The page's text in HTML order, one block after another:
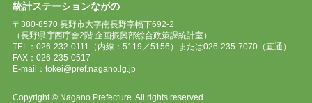
統計ステーションながの
〒380-8570 長野市大字南長野字幅下692-2
（長野県庁西庁舎2階 企画振興部総合政策課統計室）
TEL：026-232-0111（内線：5119／5156）または026-235-7070（直通）
FAX：026-235-0517
E-mail：tokei@pref.nagano.lg.jp
Copyright © Nagano Prefecture. All rights reserved.